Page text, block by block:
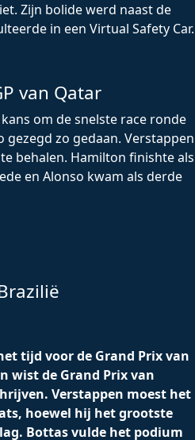
Zijn bolide werd naast de
in een Virtual Safety Car.
van Qatar
om de snelste race ronde
zo gedaan. Verstappen
behalen. Hamilton finishte als
en Alonso kwam als derde
tijd voor de Grand Prix van
wist de Grand Prix van
Verstappen moest het
hoewel hij het grootste
Bottas vulde het podium